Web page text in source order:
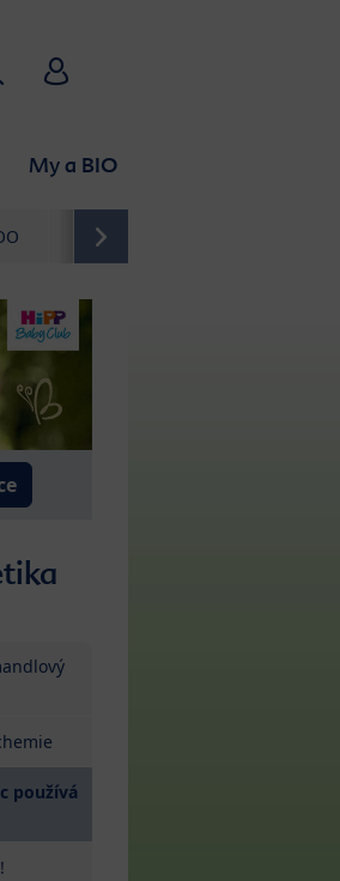
My a BIO
HiPP Babyclub
Průvodce
používá